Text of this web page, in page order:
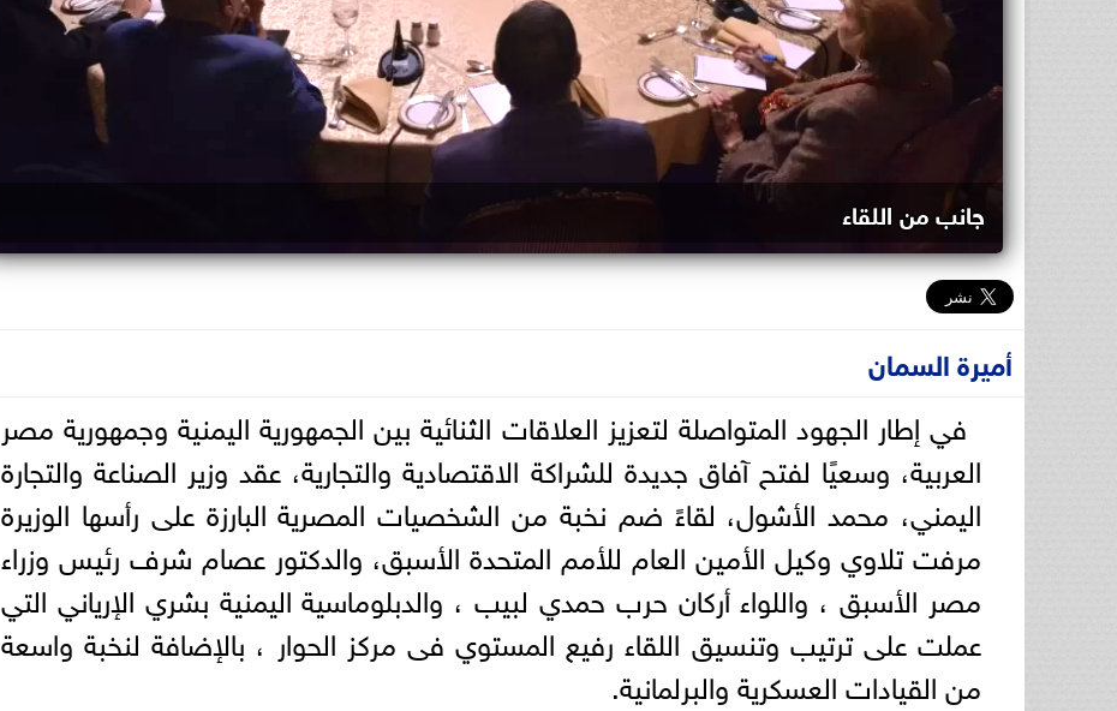
جانب من اللقاء
أميرة السمان
في إطار الجهود المتواصلة لتعزيز العلاقات الثنائية بين الجمهورية اليمنية وجمهورية مصر
العربية، وسعيًا لفتح آفاق جديدة للشراكة الاقتصادية والتجارية، عقد وزير الصناعة والتجارة
اليمني، محمد الأشول، لقاءً ضم نخبة من الشخصيات المصرية البارزة على رأسها الوزيرة
مرفت تلاوي وكيل الأمين العام للأمم المتحدة الأسبق، والدكتور عصام شرف رئيس وزراء
مصر الأسبق ، واللواء أركان حرب حمدي لبيب ، والدبلوماسية اليمنية بشري الإرياني التي
عملت على ترتيب وتنسيق اللقاء رفيع المستوي فى مركز الحوار ، بالإضافة لنخبة واسعة
من القيادات العسكرية والبرلمانية.